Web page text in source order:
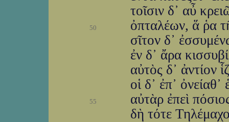
τοῖσιν δ᾽ αὖ
50
ὀπταλέων, ἅ ῥα
σῖτον δ᾽
ἐν δ᾽ ἄρα
αὐτὸς δ᾽ ἀντίον
οἱ δ᾽ ἐπ᾽
55
αὐτὰρ ἐπεὶ
δὴ τότε